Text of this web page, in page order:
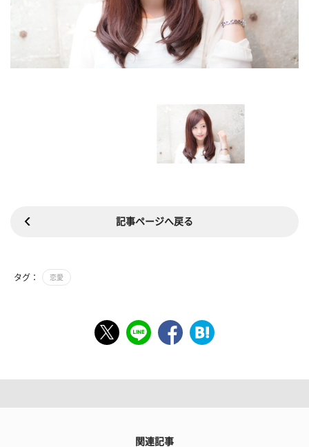
記事ページへ戻る
タグ： 恋愛
関連記事